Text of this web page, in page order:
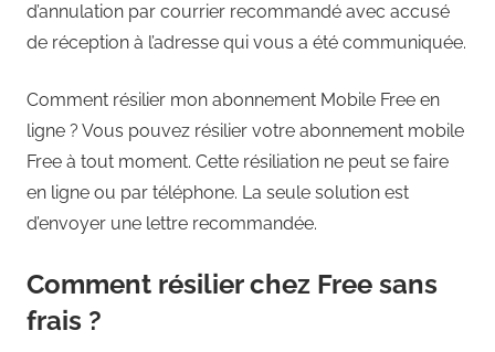
d’annulation par courrier recommandé avec accusé
de réception à l’adresse qui vous a été communiquée.
Comment résilier mon abonnement Mobile Free en
ligne ? Vous pouvez résilier votre abonnement mobile
Free à tout moment. Cette résiliation ne peut se faire
en ligne ou par téléphone. La seule solution est
d’envoyer une lettre recommandée.
Comment résilier chez Free sans
frais ?